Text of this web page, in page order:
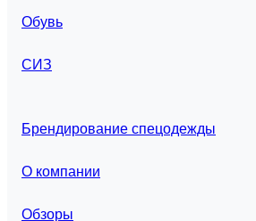
Обувь
СИЗ
Брендирование спецодежды
О компании
Обзоры